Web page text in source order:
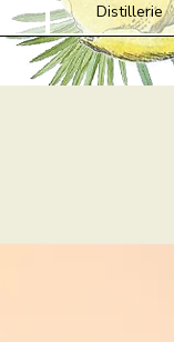
Distillerie